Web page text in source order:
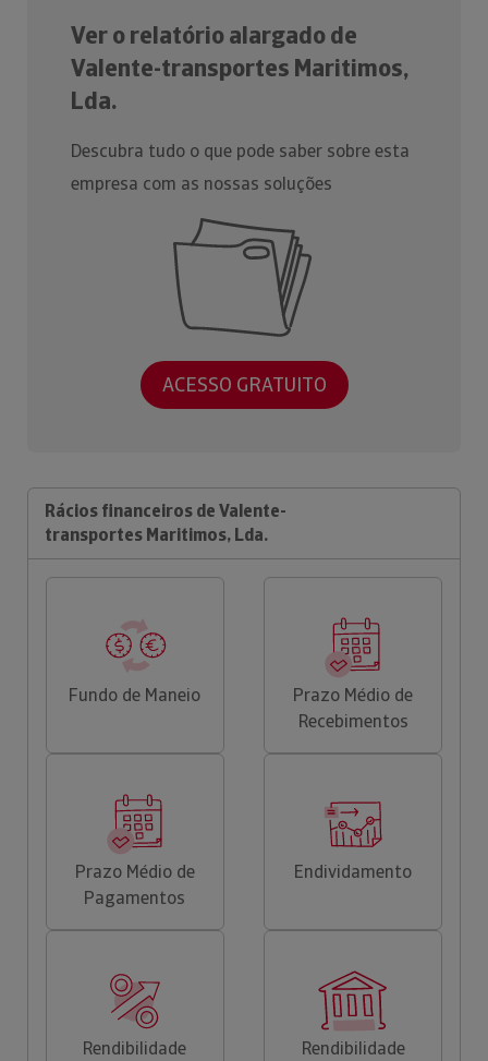
Ver o relatório alargado de
Valente-transportes Maritimos,
Lda.
Descubra tudo o que pode saber sobre esta
empresa com as nossas soluções
ACESSO GRATUITO
Rácios financeiros de Valente-
transportes Maritimos, Lda.
Fundo de Maneio
Prazo Médio de
Recebimentos
Prazo Médio de
Pagamentos
Endividamento
Rendibilidade
Rendibilidade